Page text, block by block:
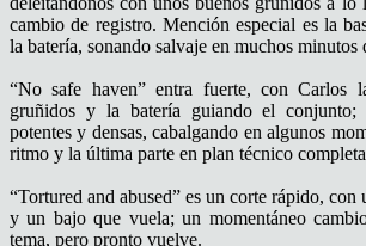
cambio de registro. Mención especial es la
la batería, sonando salvaje en muchos minutos
“No safe haven” entra fuerte, con Carlos
gruñidos y la batería guiando el conjunto;
potentes y densas, cabalgando en algunos
ritmo y la última parte en plan técnico
“Tortured and abused” es un corte rápido, con
y un bajo que vuela; un momentáneo
tema, pero pronto vuelve.